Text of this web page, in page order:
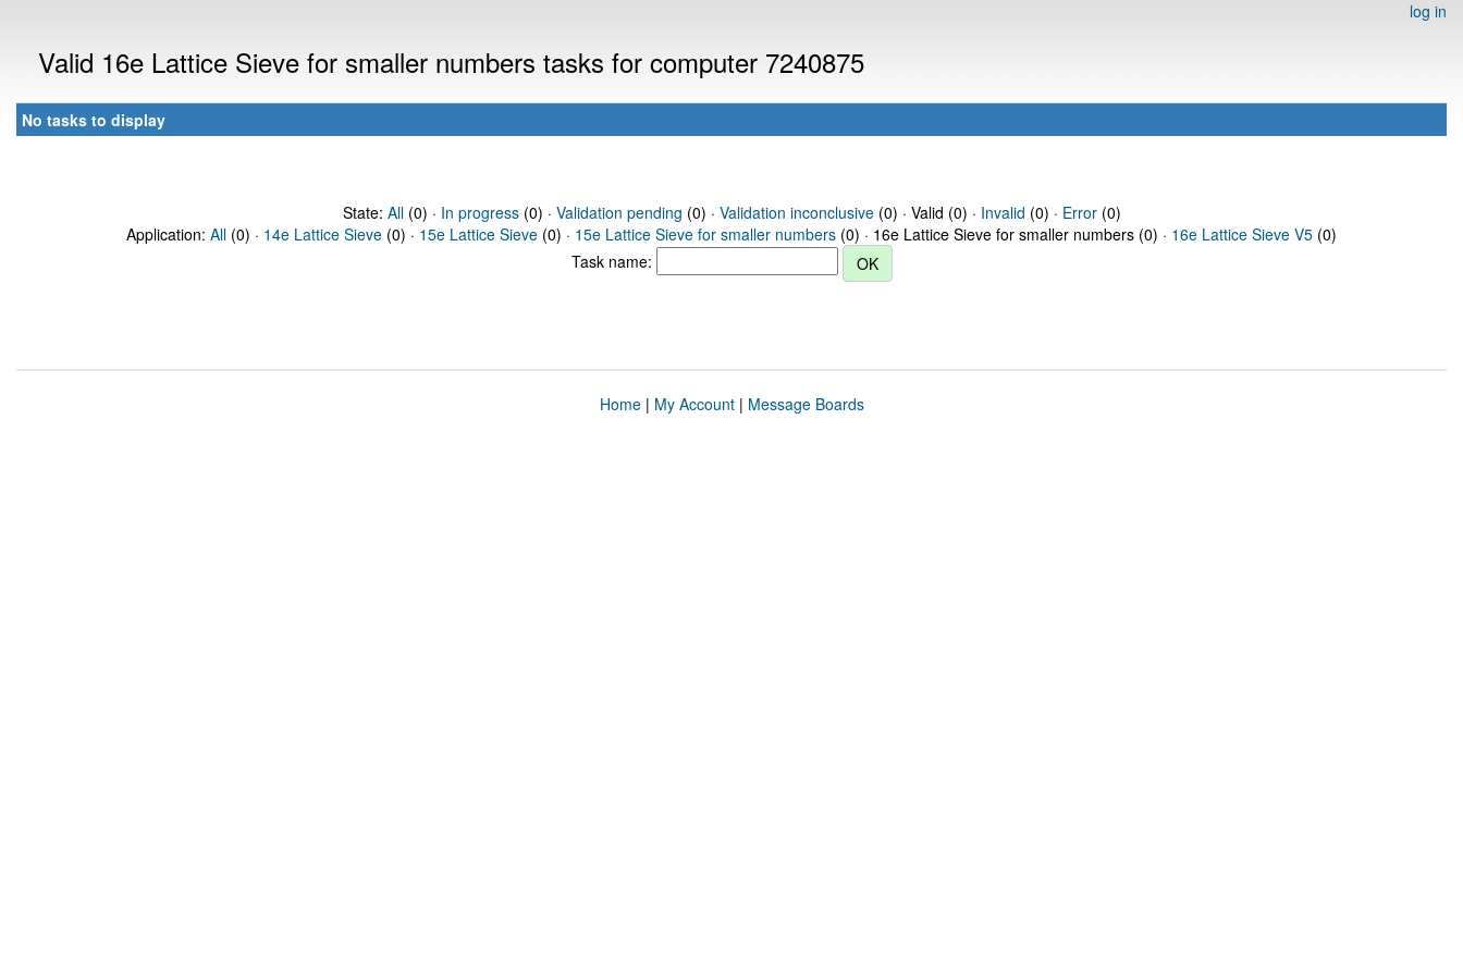
log in
Valid 16e Lattice Sieve for smaller numbers tasks for computer 7240875
No tasks to display
State: All(0) · In progress(0) · Validation pending (0) · Validation inconclusive(0) · Valid (0) · Invalid (0) · Error(0)
Application: All (0) · 14e Lattice Sieve (0) · 15e Lattice Sieve (0) · 15e Lattice Sieve for smaller numbers (0) · 16e Lattice Sieve for smaller numbers (0) · 16e Lattice Sieve V5 (0)
Task name:
Home| My Account| Message Boards